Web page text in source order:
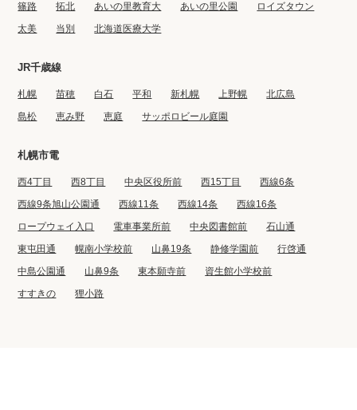
篠路
拓北 あいの里教育大 あいの里公園
ロイズタウン
太美
当別 北海道医療大学
JR千歳線
札幌 苗穂 白石 平和 新札幌 上野幌
北広島
島松
恵み野 恵庭 サッポロビール庭園
札幌市電
西4丁目 西8丁目 中央区役所前 西15丁目
西線6条
西線9条旭山公園通
西線11条 西線14条
西線16条
ロープウェイ入口
電車事業所前 中央図書館前
石山通
東屯田通
幌南小学校前 山鼻19条 静修学園前
行啓通
中島公園通
山鼻9条 東本願寺前
資生館小学校前
すすきの
狸小路